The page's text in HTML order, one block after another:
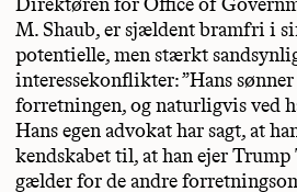
M. Shaub, er sjældent bramfri i
potentielle, men stærkt
interessekonflikter: ”Hans
forretningen, og naturligvis ved
Hans egen advokat har sagt, at
kendskabet til, at han ejer Trump
gælder for de andre